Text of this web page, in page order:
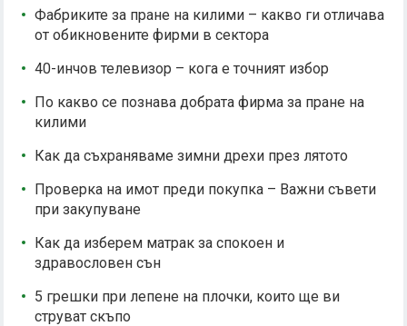
Фабриките за пране на килими – какво ги отличава
от обикновените фирми в сектора
40-инчов телевизор – кога е точният избор
По какво се познава добрата фирма за пране на
килими
Как да съхраняваме зимни дрехи през лятото
Проверка на имот преди покупка – Важни съвети
при закупуване
Как да изберем матрак за спокоен и
здравословен сън
5 грешки при лепене на плочки, които ще ви
струват скъпо